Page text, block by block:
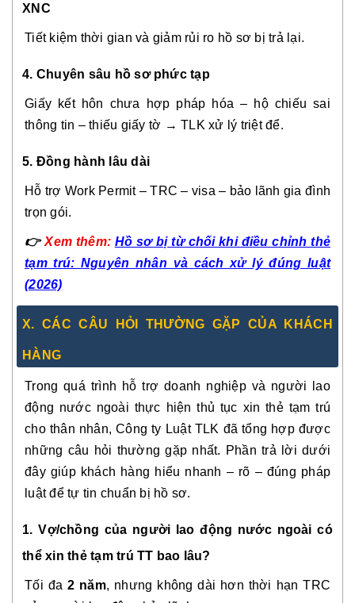
XNC
Tiết kiệm thời gian và giảm rủi ro hồ sơ bị trả lại.
4. Chuyên sâu hồ sơ phức tạp
Giấy kết hôn chưa hợp pháp hóa – hộ chiếu sai
thông tin – thiếu giấy tờ → TLK xử lý triệt để.
5. Đồng hành lâu dài
Hỗ trợ Work Permit – TRC – visa – bảo lãnh gia đình
trọn gói.
👉 Xem thêm: Hồ sơ bị từ chối khi điều chỉnh thẻ
tạm trú: Nguyên nhân và cách xử lý đúng luật
(2026)
X. CÁC CÂU HỎI THƯỜNG GẶP CỦA KHÁCH
HÀNG
Trong quá trình hỗ trợ doanh nghiệp và người lao
động nước ngoài thực hiện thủ tục xin thẻ tạm trú
cho thân nhân, Công ty Luật TLK đã tổng hợp được
những câu hỏi thường gặp nhất. Phần trả lời dưới
đây giúp khách hàng hiểu nhanh – rõ – đúng pháp
luật để tự tin chuẩn bị hồ sơ.
1. Vợ/chồng của người lao động nước ngoài có
thể xin thẻ tạm trú TT bao lâu?
Tối đa2 năm, nhưng không dài hơn thời hạn TRC